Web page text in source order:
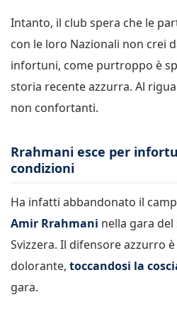
Intanto, il club spera che le
con le loro Nazionali non crei
infortuni, come purtroppo è
storia recente azzurra. Al
non confortanti.
Rrahmani esce per
condizioni
Ha infatti abbandonato il
Amir Rrahmani nella gara
Svizzera. Il difensore azzurro
dolorante, toccandosi la
gara.